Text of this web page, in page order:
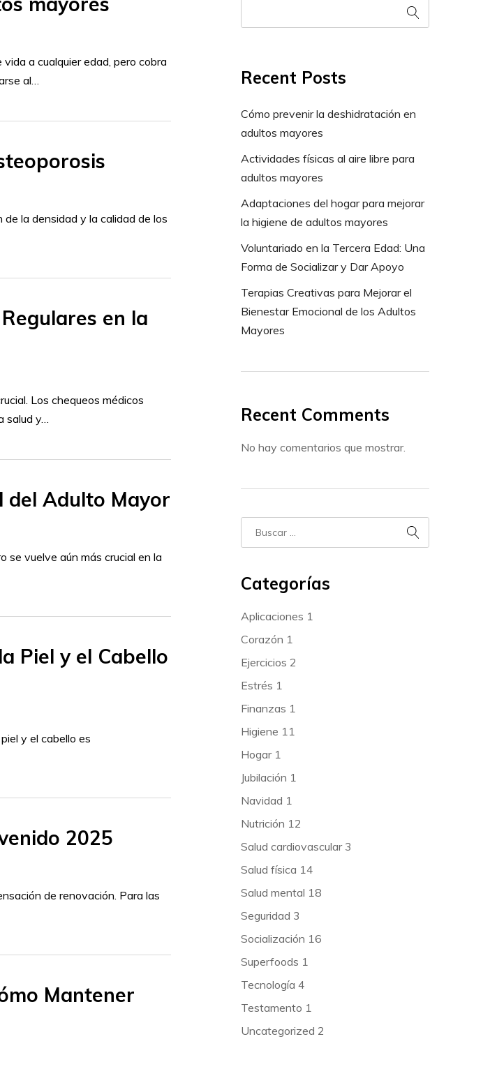
a cualquier edad, pero cobra
al…
la densidad y la calidad de los
en la
Los chequeos médicos
salud y…
del Adulto Mayor
se vuelve aún más crucial en la
Piel y el Cabello
y el cabello es
2025
de renovación. Para las
Mantener
Recent Posts
Cómo prevenir la deshidratación en
adultos mayores
Actividades físicas al aire libre para
adultos mayores
Adaptaciones del hogar para mejorar
la higiene de adultos mayores
Voluntariado en la Tercera Edad: Una
Forma de Socializar y Dar Apoyo
Terapias Creativas para Mejorar el
Bienestar Emocional de los Adultos
Mayores
Recent Comments
No hay comentarios que mostrar.
Categorías
Aplicaciones 1
Corazón 1
Ejercicios 2
Estrés 1
Finanzas 1
Higiene 11
Hogar 1
Jubilación 1
Navidad 1
Nutrición 12
Salud cardiovascular 3
Salud física 14
Salud mental 18
Seguridad 3
Socialización 16
Superfoods 1
Tecnología 4
Testamento 1
Uncategorized 2